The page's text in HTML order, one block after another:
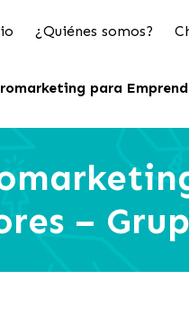
¿Quiénes somos?
para
–